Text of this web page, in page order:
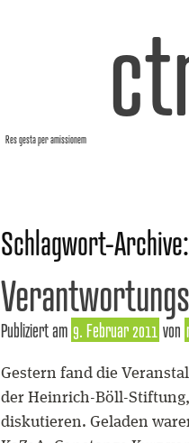
Res gesta per amissionem
Schlagwort-Archive:
Publiziert am 9. Februar 2011 von
Gestern fand die
der Heinrich-Böll-
diskutieren. Geladen